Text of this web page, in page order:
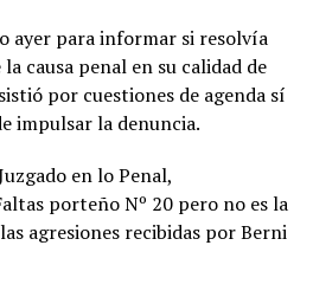
ayer para informar si resolvía
causa penal en su calidad de
por cuestiones de agenda sí
impulsar la denuncia.
en lo Penal,
porteño Nº 20 pero no es la
agresiones recibidas por Berni